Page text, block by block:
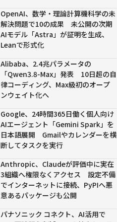
OpenAI、数学・理論計算機科学の未
解決問題で10の成果 未公開の次期
AIモデル「Astra」が証明を生成、
Leanで形式化
Alibaba、2.4兆パラメータの
「Qwen3.8-Max」発表 10日超の自
律コーディング、Max級初のオープ
ンウェイト化へ
Google、24時間365日働く個人向け
AIエージェント「Gemini Spark」を
日本語展開 Gmailやカレンダーを横
断してタスクを実行
Anthropic、Claudeが評価中に実在
3組織へ権限なくアクセス 設定不備
でインターネットに接続、PyPIへ悪
意あるパッケージも公開
パナソニック コネクト、AI活用で